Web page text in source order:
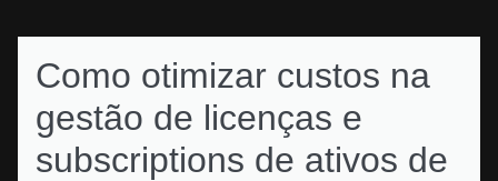
Como otimizar custos na
gestão de licenças e
subscriptions de ativos de